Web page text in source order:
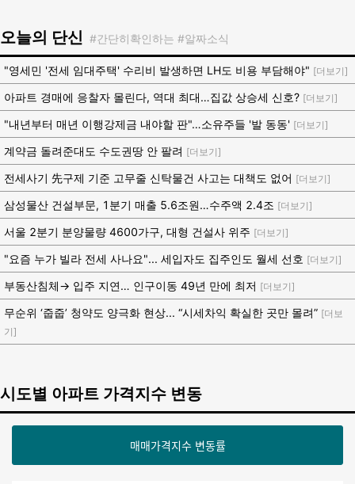
오늘의 단신 #간단히확인하는 #알짜소식
"영세민 '전세 임대주택' 수리비 발생하면 LH도 비용 부담해야" [더보기]
아파트 경매에 응찰자 몰린다, 역대 최대…집값 상승세 신호? [더보기]
"내년부터 매년 이행강제금 내야할 판"…소유주들 '발 동동' [더보기]
계약금 돌려준대도 수도권땅 안 팔려 [더보기]
전세사기 先구제 기준 고무줄 신탁물건 사고는 대책도 없어 [더보기]
삼성물산 건설부문, 1분기 매출 5.6조원…수주액 2.4조 [더보기]
서울 2분기 분양물량 4600가구, 대형 건설사 위주 [더보기]
"요즘 누가 빌라 전세 사나요"... 세입자도 집주인도 월세 선호 [더보기]
부동산침체→ 입주 지연… 인구이동 49년 만에 최저 [더보기]
무순위 ‘줍줍’ 청약도 양극화 현상... “시세차익 확실한 곳만 몰려” [더보
기]
시도별 아파트 가격지수 변동
매매가격지수 변동률